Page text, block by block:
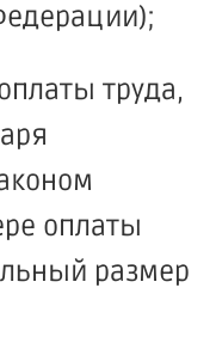
труда,
оплаты
размер